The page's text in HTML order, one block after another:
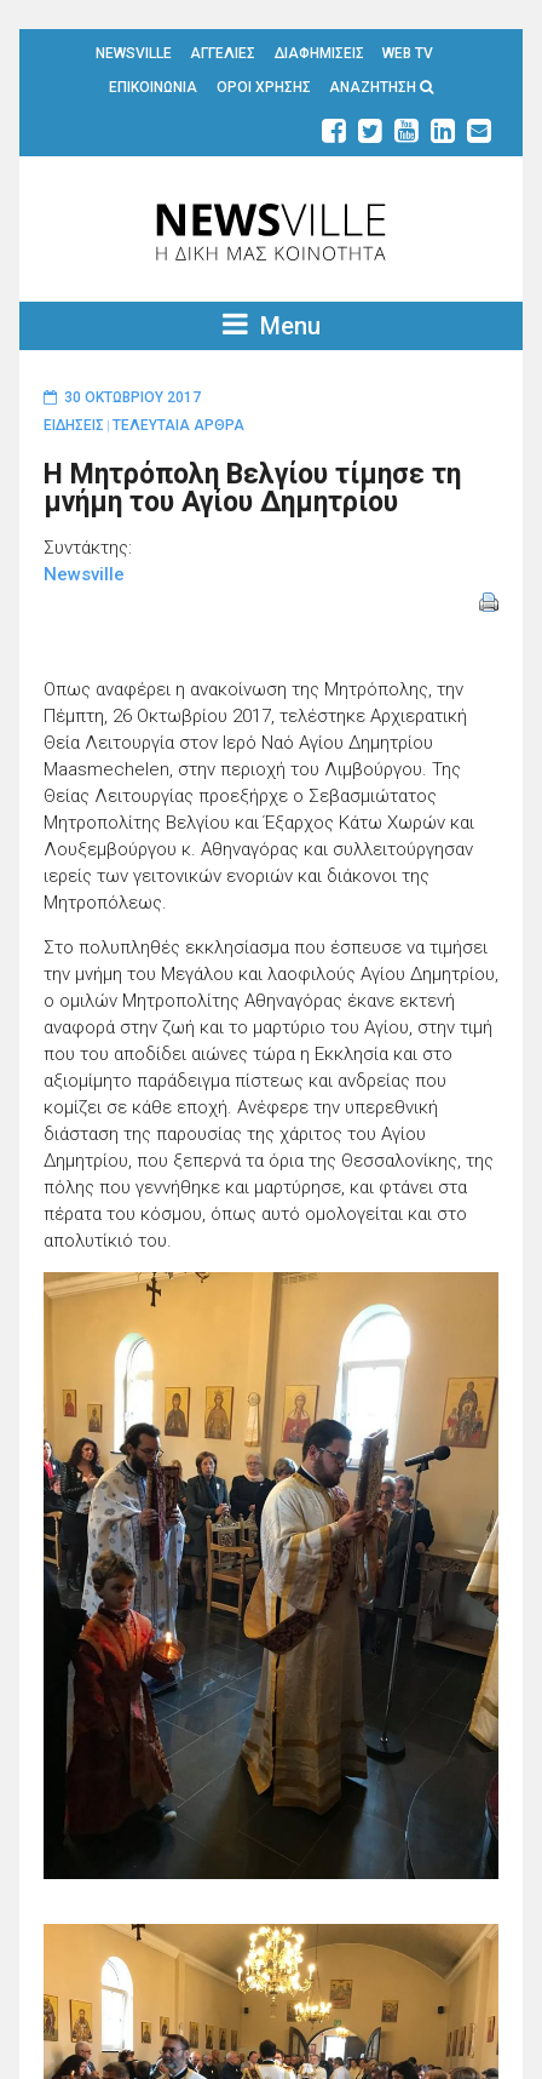
NEWSVILLE ΑΓΓΕΛΙΕΣ ΔΙΑΦΗΜΙΣΕΙΣ
WEB TV
ΕΠΙΚΟΙΝΩΝΙΑ
ΟΡΟΙ ΧΡΗΣΗΣ ΑΝΑΖΗΤΗΣΗ
Menu
30 ΟΚΤΩΒΡΊΟΥ 2017
ΕΙΔΗΣΕΙΣ ΤΕΛΕΥΤΑΙΑ ΑΡΘΡΑ
Η Μητρόπολη Βελγίου τίμησε τη
μνήμη του Αγίου Δημητρίου
Συντάκτης:
Newsville
Οπως αναφέρει η ανακοίνωση της Μητρόπολης, την
Πέμπτη, 26 Οκτωβρίου 2017, τελέστηκε Αρχιερατική
Θεία Λειτουργία στον Ιερό Ναό Αγίου Δημητρίου
Maasmechelen, στην περιοχή του Λιμβούργου. Της
Θείας Λειτουργίας προεξήρχε ο Σεβασμιώτατος
Μητροπολίτης Βελγίου και Έξαρχος Κάτω Χωρών και
Λουξεμβούργου κ. Αθηναγόρας και συλλειτούργησαν
ιερείς των γειτονικών ενοριών και διάκονοι της
Μητροπόλεως.
Στο πολυπληθές εκκλησίασμα που έσπευσε να τιμήσει
την μνήμη του Μεγάλου και λαοφιλούς Αγίου Δημητρίου,
ο ομιλών Μητροπολίτης Αθηναγόρας έκανε εκτενή
αναφορά στην ζωή και το μαρτύριο του Αγίου, στην τιμή
που του αποδίδει αιώνες τώρα η Εκκλησία και στο
αξιομίμητο παράδειγμα πίστεως και ανδρείας που
κομίζει σε κάθε εποχή. Ανέφερε την υπερεθνική
διάσταση της παρουσίας της χάριτος του Αγίου
Δημητρίου, που ξεπερνά τα όρια της Θεσσαλονίκης, της
πόλης που γεννήθηκε και μαρτύρησε, και φτάνει στα
πέρατα του κόσμου, όπως αυτό ομολογείται και στο
απολυτίκιό του.